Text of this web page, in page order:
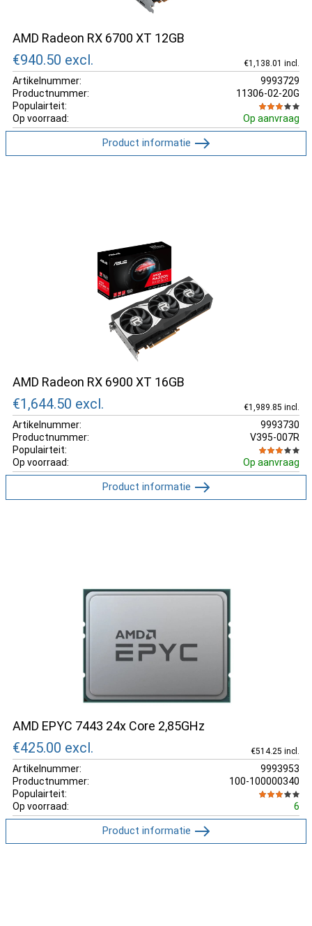
AMD Radeon RX 6700 XT 12GB
€940.50 excl. €1,138.01 incl.
Artikelnummer:
9993729
Productnummer:
11306-02-20G
Populairteit:
Op voorraad:
Op aanvraag
Product informatie
AMD Radeon RX 6900 XT 16GB
€1,644.50 excl. €1,989.85 incl.
Artikelnummer:
9993730
Productnummer:
V395-007R
Populairteit:
Op voorraad:
Op aanvraag
Product informatie
AMD EPYC 7443 24x Core 2,85GHz
€425.00 excl. €514.25 incl.
Artikelnummer:
9993953
Productnummer:
100-100000340
Populairteit:
Op voorraad:
6
Product informatie